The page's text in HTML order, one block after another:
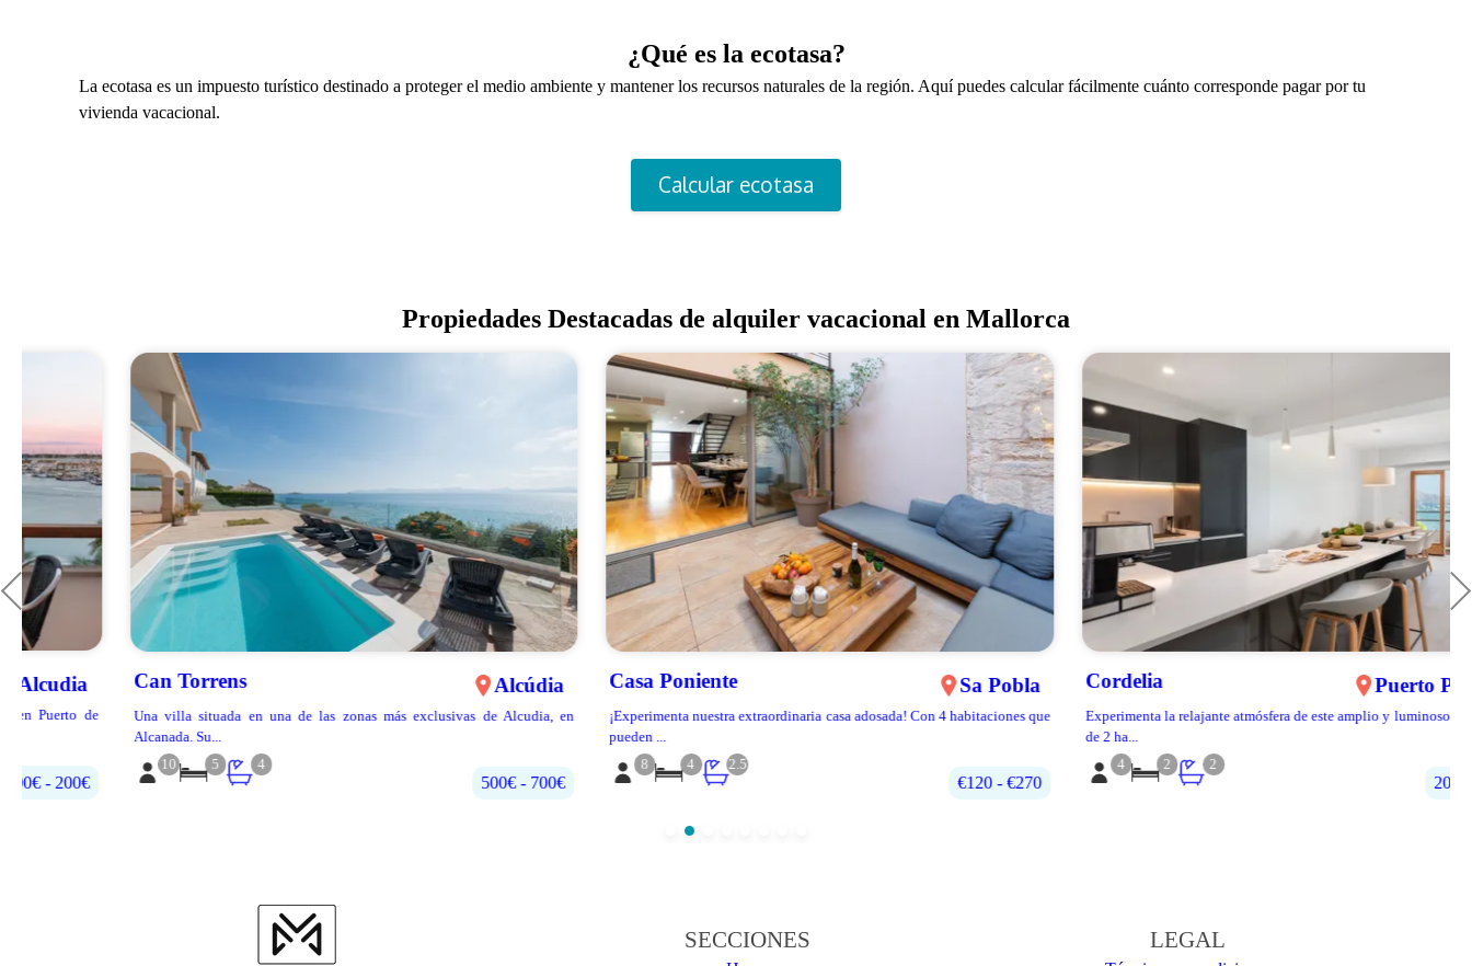
¿Qué es la ecotasa?
La ecotasa es un impuesto turístico destinado a proteger el medio ambiente y mantener los recursos naturales de la región. Aquí puedes calcular fácilmente cuánto corresponde pagar por tu
vivienda vacacional.
Calcular ecotasa
Propiedades Destacadas de alquiler vacacional en Mallorca
Can Torrens
Una villa situada en una de las zonas más exclusivas de Alcudia, en
4
Casa Poniente Sa Pobla
¡Experimenta nuestra extraordinaria casa adosada! Con 4 habitaciones que
2.5
Cordelia Puerto Pollença
Experimenta la relajante atmósfera de este amplio y luminoso apartamento
2
SECCIONES LEGAL